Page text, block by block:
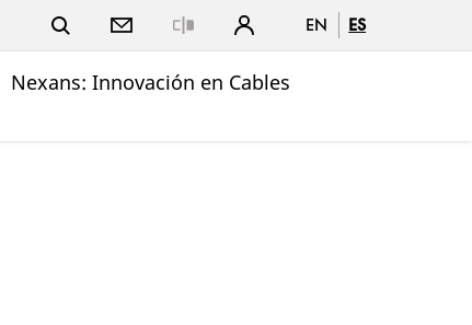
EN ES
Nexans: Innovación en Cables